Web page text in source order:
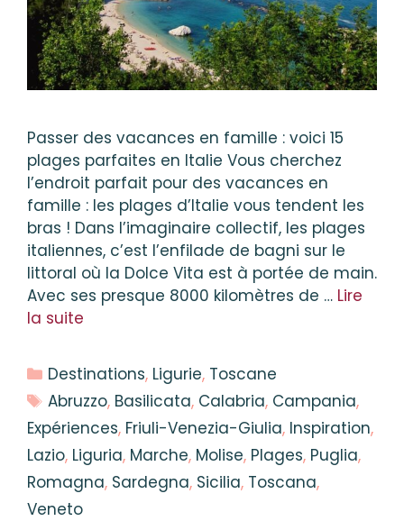
Passer des vacances en famille : voici 15
plages parfaites en Italie Vous cherchez
l’endroit parfait pour des vacances en
famille : les plages d’Italie vous tendent les
bras ! Dans l’imaginaire collectif, les plages
italiennes, c’est l’enfilade de bagni sur le
littoral où la Dolce Vita est à portée de main.
Avec ses presque 8000 kilomètres de … Lire
la suite
Catégories
Destinations, Ligurie, Toscane
Étiquettes
Abruzzo, Basilicata, Calabria, Campania,
Expériences, Friuli-Venezia-Giulia, Inspiration,
Lazio, Liguria, Marche, Molise, Plages, Puglia,
Romagna, Sardegna, Sicilia, Toscana,
Veneto